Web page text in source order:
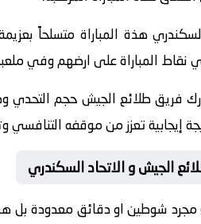
هذة المباراة متسلحاً
نقاط المباراة على ارضهم وفي
فريق طلائع الجيش حجم التحدي
إيجابية تعزز من موقفه التنافسي
الجيش و الاتحاد السكندري
مجرد شوطين او دقائق معدودة